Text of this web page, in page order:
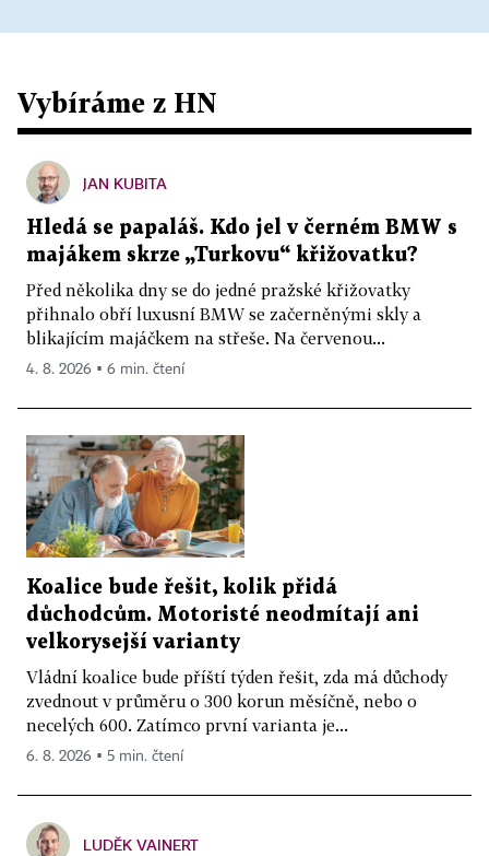
Vybíráme z HN
JAN KUBITA
Hledá se papaláš. Kdo jel v černém BMW s
majákem skrze „Turkovu“ křižovatku?
Před několika dny se do jedné pražské křižovatky
přihnalo obří luxusní BMW se začerněnými skly a
blikajícím majáčkem na střeše. Na červenou...
4. 8. 2026 ▪ 6 min. čtení
Koalice bude řešit, kolik přidá
důchodcům. Motoristé neodmítají ani
velkorysejší varianty
Vládní koalice bude příští týden řešit, zda má důchody
zvednout v průměru o 300 korun měsíčně, nebo o
necelých 600. Zatímco první varianta je...
6. 8. 2026 ▪ 5 min. čtení
LUDĚK VAINERT